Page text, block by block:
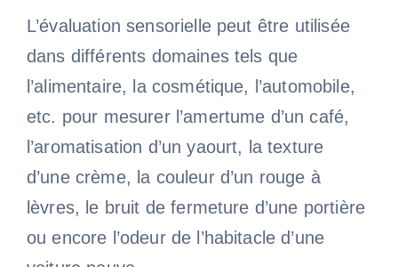
L’évaluation sensorielle peut être utilisée
dans différents domaines tels que
l’alimentaire, la cosmétique, l’automobile,
etc. pour mesurer l’amertume d’un café,
l’aromatisation d’un yaourt, la texture
d’une crème, la couleur d’un rouge à
lèvres, le bruit de fermeture d’une portière
ou encore l’odeur de l’habitacle d’une